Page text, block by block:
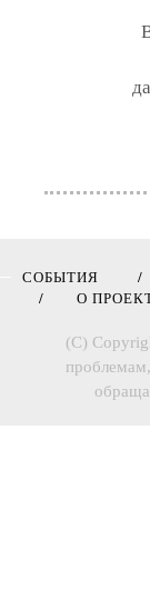
СОБЫТИЯ
О
(C)